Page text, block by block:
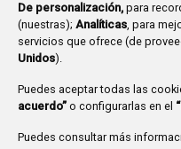
De personalización, para
(nuestras); Analíticas, para
servicios que ofrece (de
Unidos).
Puedes aceptar todas las
acuerdo” o configurarlas en el
Puedes consultar más
Plaza
947 288
CONTACTO |
CANAL DE DENUNCIAS